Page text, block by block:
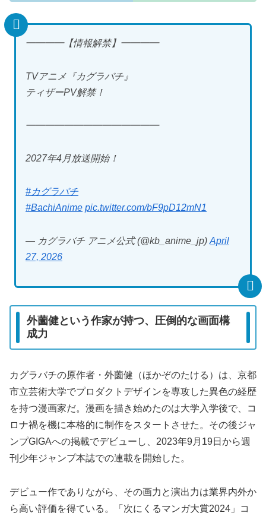
━━━━【情報解禁】━━━━
TVアニメ『カグラバチ』
ティザーPV解禁！
━━━━━━━━━━━━━━
2027年4月放送開始！
#カグラバチ
#BachiAnime pic.twitter.com/bF9pD12mN1
— カグラバチ アニメ公式 (@kb_anime_jp) April
27, 2026
外薗健という作家が持つ、圧倒的な画面構
成力
カグラバチの原作者・外薗健（ほかぞのたける）は、京都
市立芸術大学でプロダクトデザインを専攻した異色の経歴
を持つ漫画家だ。漫画を描き始めたのは大学入学後で、コ
ロナ禍を機に本格的に制作をスタートさせた。その後ジャ
ンプGIGAへの掲載でデビューし、2023年9月19日から週
刊少年ジャンプ本誌での連載を開始した。
デビュー作でありながら、その画力と演出力は業界内外か
ら高い評価を得ている。「次にくるマンガ大賞2024」コ